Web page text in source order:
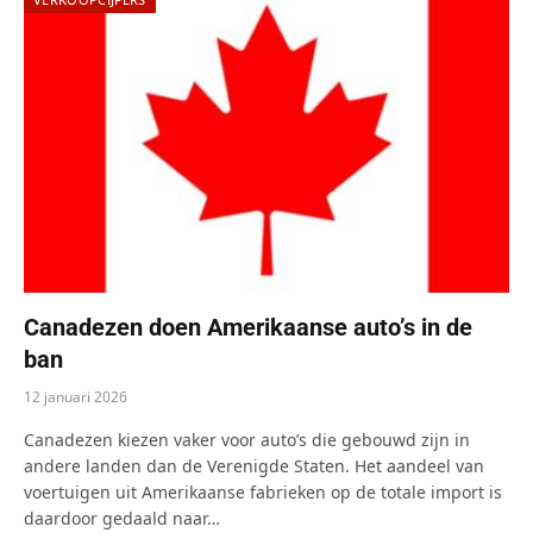
Canadezen doen Amerikaanse auto’s in de
ban
12 januari 2026
Canadezen kiezen vaker voor auto’s die gebouwd zijn in
andere landen dan de Verenigde Staten. Het aandeel van
voertuigen uit Amerikaanse fabrieken op de totale import is
daardoor gedaald naar…